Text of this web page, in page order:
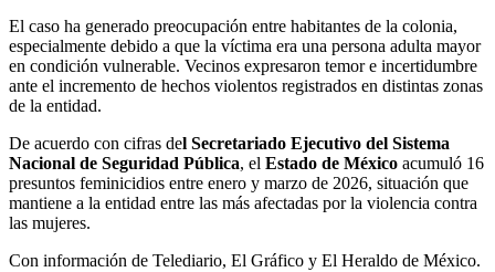
El caso ha generado preocupación entre habitantes de la colonia,
especialmente debido a que la víctima era una persona adulta mayor
en condición vulnerable. Vecinos expresaron temor e incertidumbre
ante el incremento de hechos violentos registrados en distintas zonas
de la entidad.
De acuerdo con cifras del Secretariado Ejecutivo del Sistema
Nacional de Seguridad Pública, el Estado de México acumuló 16
presuntos feminicidios entre enero y marzo de 2026, situación que
mantiene a la entidad entre las más afectadas por la violencia contra
las mujeres.
Con información de Telediario, El Gráfico y El Heraldo de México.